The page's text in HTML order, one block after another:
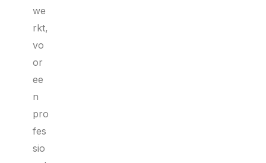
we
rkt,
vo
or
ee
n
pro
fes
sio